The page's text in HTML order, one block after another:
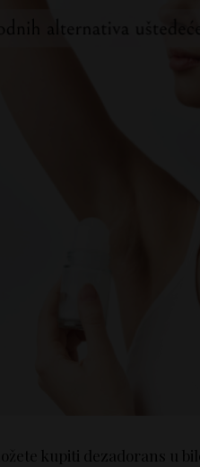
kupiti dezadorans u